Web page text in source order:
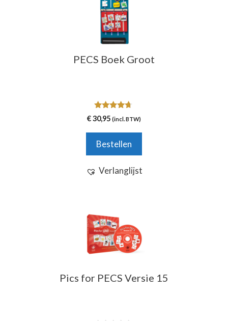
PECS Boek Groot
4.54
van 5
€30,95 (incl. BTW)
Bestellen
Verlanglijst
Pics for PECS Versie 15